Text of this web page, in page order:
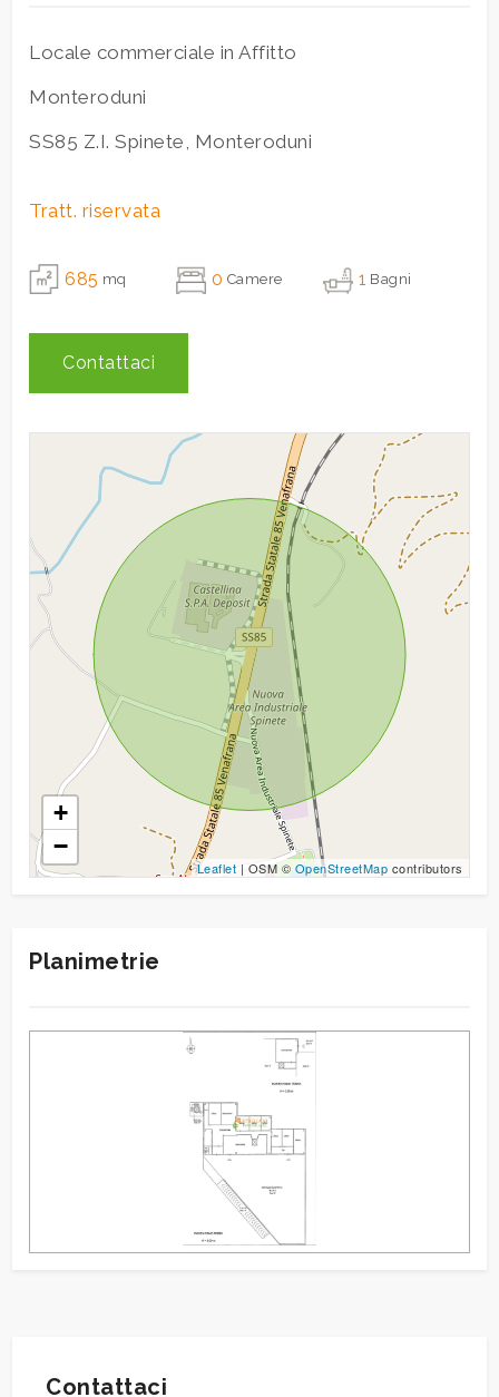
Locale commerciale in Affitto
Monteroduni
SS85 Z.I. Spinete, Monteroduni
Tratt. riservata
685 mq 0 Camere 1 Bagni
Contattaci
+
−
Leaflet | OSM © OpenStreetMap contributors
Planimetrie
Contattaci
Giardino
Nuova costruzione
Lusso